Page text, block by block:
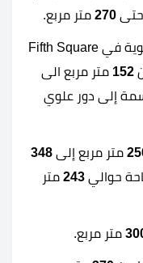
حتى 270 متر مربع.
الفلل العلوية في Fifth Square
152 متر مربع الى
إلى دور علوي
متر مربع إلى 348
حوالي 243 متر
متر مربع.